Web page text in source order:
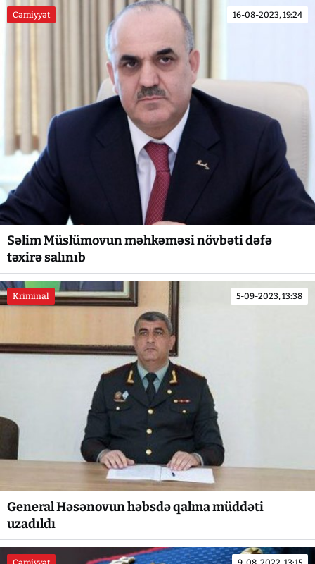
Cəmiyyət 16-08-2023, 19:24
Səlim Müslümovun məhkəməsi növbəti dəfə
təxirə salınıb
Kriminal 5-09-2023, 13:38
General Həsənovun həbsdə qalma müddəti
uzadıldı